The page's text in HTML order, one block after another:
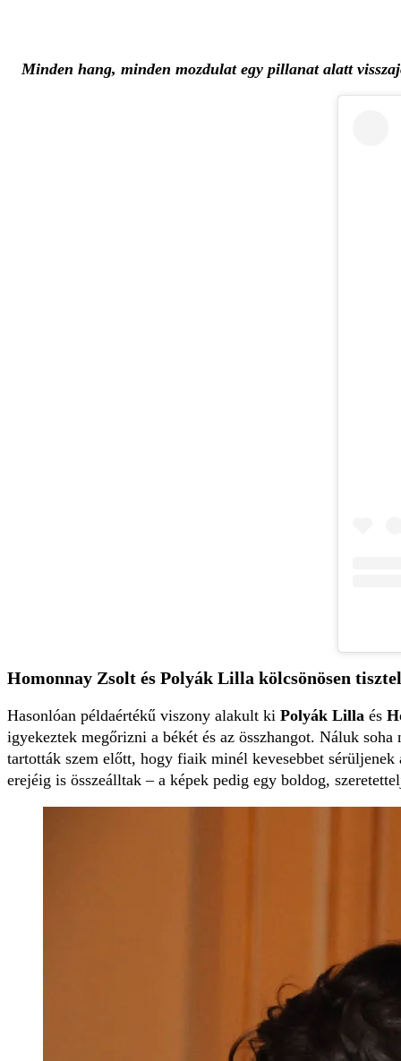
Minden hang, minden mozdulat egy pillanat alatt
Homonnay Zsolt és Polyák Lilla kölcsönösen
Hasonlóan példaértékű viszony alakult ki Polyák Lilla és
igyekeztek megőrizni a békét és az összhangot. Náluk
tartották szem előtt, hogy fiaik minél kevesebbet
erejéig is összeálltak – a képek pedig egy boldog,